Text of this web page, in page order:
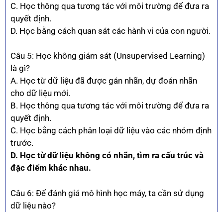
C. Học thông qua tương tác với môi trường để đưa ra
quyết định.
D. Học bằng cách quan sát các hành vi của con người.
Câu 5: Học không giám sát (Unsupervised Learning)
là gì?
A. Học từ dữ liệu đã được gán nhãn, dự đoán nhãn
cho dữ liệu mới.
B. Học thông qua tương tác với môi trường để đưa ra
quyết định.
C. Học bằng cách phân loại dữ liệu vào các nhóm định
trước.
D. Học từ dữ liệu không có nhãn, tìm ra cấu trúc và
đặc điểm khác nhau.
Câu 6: Để đánh giá mô hình học máy, ta cần sử dụng
dữ liệu nào?